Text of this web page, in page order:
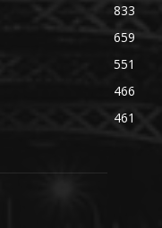
833
659
551
466
461